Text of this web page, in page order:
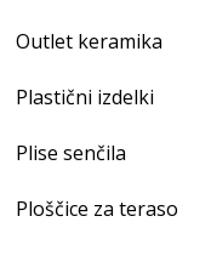
Outlet keramika
Plastični izdelki
Plise senčila
Ploščice za teraso